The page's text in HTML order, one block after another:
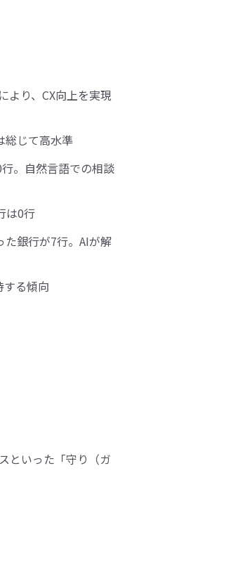
より、CX向上を実現
総じて高水準
。自然言語での相談
は0行
た銀行が7行。AIが解
する傾向
といった「守り（ガ